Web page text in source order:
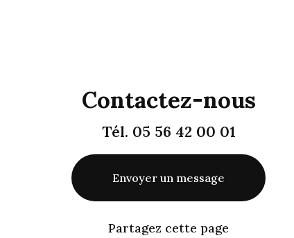
Contactez-nous
Tél. 05 56 42 00 01
Envoyer un message
Partagez cette page